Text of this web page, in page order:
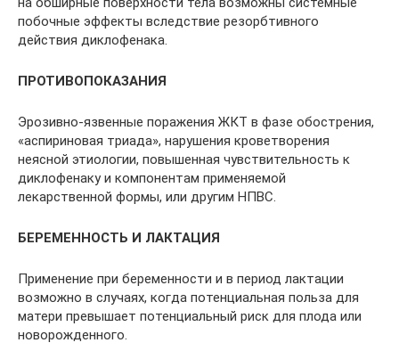
побочные эффекты вследствие резорбтивного
действия диклофенака.
ПРОТИВОПОКАЗАНИЯ
Эрозивно-язвенные поражения ЖКТ в фазе обострения,
«аспириновая триада», нарушения кроветворения
неясной этиологии, повышенная чувствительность к
диклофенаку и компонентам применяемой
лекарственной формы, или другим НПВС.
БЕРЕМЕННОСТЬ И ЛАКТАЦИЯ
Применение при беременности и в период лактации
возможно в случаях, когда потенциальная польза для
матери превышает потенциальный риск для плода или
новорожденного.